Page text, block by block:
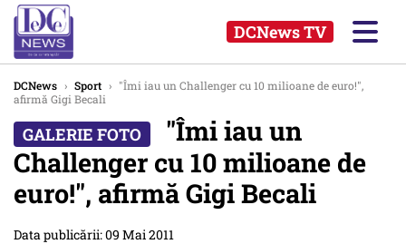
DCNews TV
DCNews › Sport › "Îmi iau un Challenger cu 10 milioane de euro!",
afirmă Gigi Becali
"Îmi iau un
Challenger cu 10 milioane de
euro!", afirmă Gigi Becali
Data publicării: 09 Mai 2011